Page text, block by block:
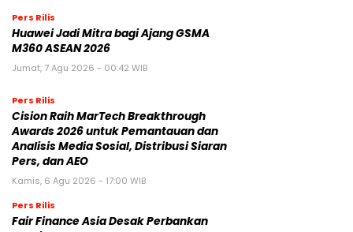
Pers Rilis
Huawei Jadi Mitra bagi Ajang GSMA
M360 ASEAN 2026
Jumat, 7 Agu 2026 - 00:42 WIB
Pers Rilis
Cision Raih MarTech Breakthrough
Awards 2026 untuk Pemantauan dan
Analisis Media Sosial, Distribusi Siaran
Pers, dan AEO
Kamis, 6 Agu 2026 - 17:00 WIB
Pers Rilis
Fair Finance Asia Desak Perbankan